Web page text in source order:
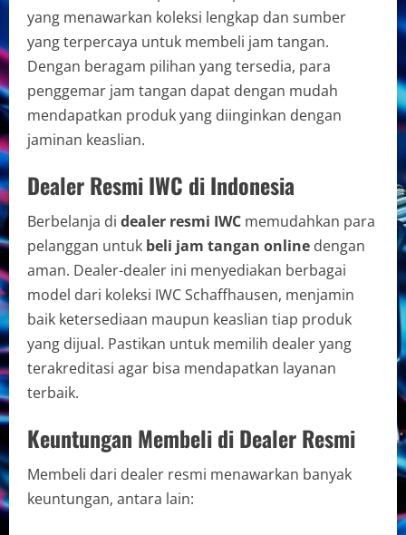
yang menawarkan koleksi lengkap dan sumber
yang terpercaya untuk membeli jam tangan.
Dengan beragam pilihan yang tersedia, para
penggemar jam tangan dapat dengan mudah
mendapatkan produk yang diinginkan dengan
jaminan keaslian.
Dealer Resmi IWC di Indonesia
Berbelanja di dealer resmi IWC memudahkan para
pelanggan untuk beli jam tangan online dengan
aman. Dealer-dealer ini menyediakan berbagai
model dari koleksi IWC Schaffhausen, menjamin
baik ketersediaan maupun keaslian tiap produk
yang dijual. Pastikan untuk memilih dealer yang
terakreditasi agar bisa mendapatkan layanan
terbaik.
Keuntungan Membeli di Dealer Resmi
Membeli dari dealer resmi menawarkan banyak
keuntungan, antara lain: